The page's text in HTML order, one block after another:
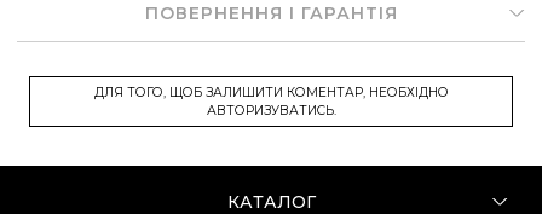
ПОВЕРНЕННЯ І ГАРАНТІЯ
ДЛЯ ТОГО, ЩОБ ЗАЛИШИТИ КОМЕНТАР, НЕОБХІДНО
АВТОРИЗУВАТИСЬ.
КАТАЛОГ